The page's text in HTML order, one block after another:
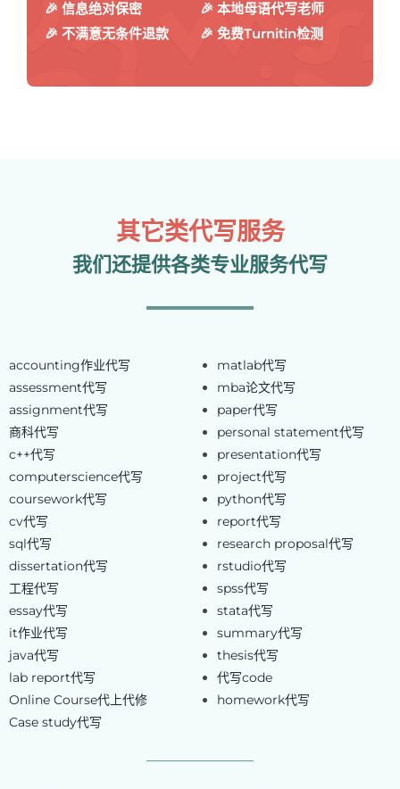
🎉 信息绝对保密
🎉 本地母语代写老师
🎉 不满意无条件退款
🎉 免费Turnitin检测
其它类代写服务
我们还提供各类专业服务代写
accounting作业代写
assessment代写
assignment代写
商科代写
c++代写
computerscience代写
coursework代写
cv代写
sql代写
dissertation代写
工程代写
essay代写
it作业代写
java代写
lab report代写
Online Course代上代修
Case study代写
matlab代写
mba论文代写
paper代写
personal statement代写
presentation代写
project代写
python代写
report代写
research proposal代写
rstudio代写
spss代写
stata代写
summary代写
thesis代写
代写code
homework代写